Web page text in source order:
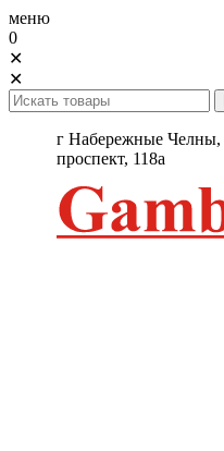
меню
0
✕
✕
г Набережные Челны,
проспект, 118а